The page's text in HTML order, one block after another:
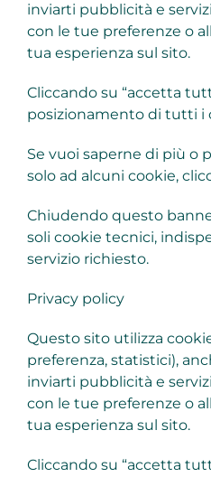
PER LE SCUOLE
PER LE FAMIGLIE
EVENTI
ITALIANO
inviarti pubblicità e
con le tue preferenze o
tua esperienza sul sito.
Cliccando su “accetta
posizionamento di tutti i
Se vuoi saperne di più o
solo ad alcuni cookie,
Chiudendo questo
soli cookie tecnici,
servizio richiesto.
Privacy policy
Questo sito utilizza
preferenza, statistici),
inviarti pubblicità e
con le tue preferenze o
tua esperienza sul sito.
Cliccando su “accetta